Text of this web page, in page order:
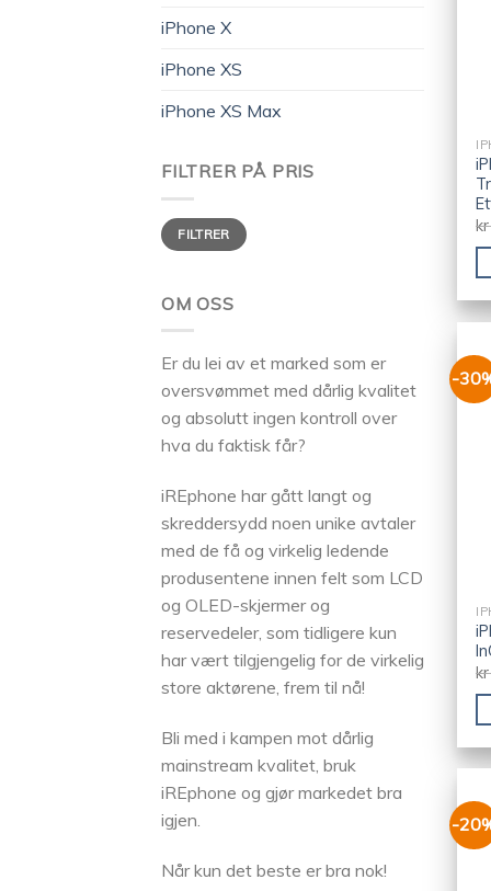
iPhone X
iPhone XS
iPhone XS Max
FILTRER PÅ PRIS
FILTRER
OM OSS
Er du lei av et marked som er
oversvømmet med dårlig kvalitet
og absolutt ingen kontroll over
hva du faktisk får?
iREphone har gått langt og
skreddersydd noen unike avtaler
med de få og virkelig ledende
produsentene innen felt som LCD
og OLED-skjermer og
reservedeler, som tidligere kun
har vært tilgjengelig for de virkelig
store aktørene, frem til nå!
Bli med i kampen mot dårlig
mainstream kvalitet, bruk
iREphone og gjør markedet bra
igjen.
Når kun det beste er bra nok!
kr
-
kr
-